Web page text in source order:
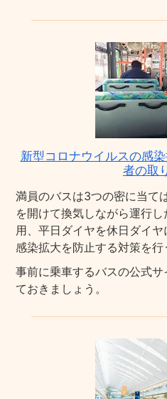
新型コロナウイルスの感
者の取
満員のバスは3つの密に当て
を開けて換気しながら運行
用、平日ダイヤを休日ダイ
感染拡大を防止する対策を行
事前に乗車するバスの公式
ておきましょう。